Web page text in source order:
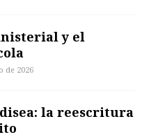
y el
de 2026
la reescritura